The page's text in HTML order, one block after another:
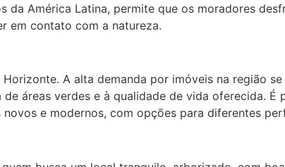
da América Latina, permite que os moradores
em contato com a natureza.
A alta demanda por imóveis na região se
áreas verdes e à qualidade de vida oferecida. É
e modernos, com opções para diferentes